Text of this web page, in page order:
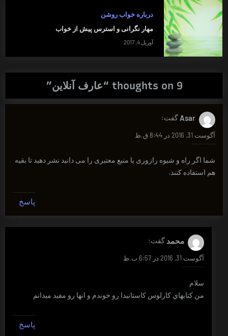
درباره خواب روشن
مهار نگرانی و استرس پیش از خواب
آوریل 4, 2017
9 thoughts on “ عارف آنلاین”
Asar گفت:
آگوست 31, 2016 در 8:44 ق.ظ
شما اگر راه و شیوه رازوری یا منبع معتبری را می دانید نشر دهید تا بقیه
هم استفاده کنند.
پاسخ
محمد گفت:
آگوست 31, 2016 در 6:57 ب.ظ
سلام
من كتابهاي كارلوس كاستانيدا رو خوندم و انها رو مفيد ميدانم
پاسخ